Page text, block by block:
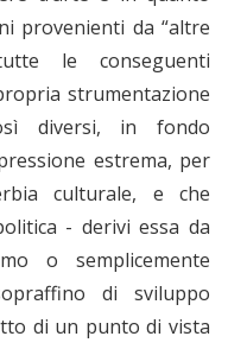
provenienti da “altre
le conseguenti
strumentazione
diversi, in fondo
estrema, per
culturale, e che
- derivi essa da
o semplicemente
di sviluppo
di un punto di vista